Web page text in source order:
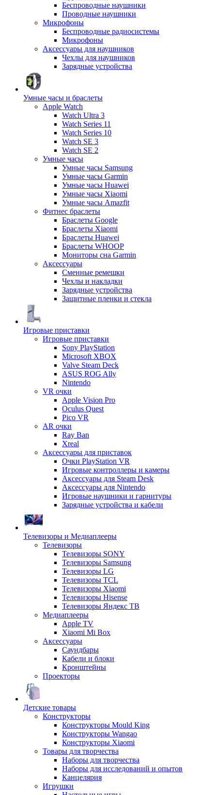
Беспроводные наушники
Проводные наушники
Микрофоны
Беспроводные радиосистемы
Микрофоны
Аксессуары для наушников
Чехлы для наушников
Зарядные устройства
Умные часы и браслеты
Apple Watch
Watch Ultra 3
Watch Series 11
Watch Series 10
Watch SE 3
Watch SE 2
Умные часы
Умные часы Samsung
Умные часы Garmin
Умные часы Huawei
Умные часы Xiaomi
Умные часы Amazfit
Фитнес браслеты
Браслеты Google
Браслеты Xiaomi
Браслеты Huawei
Браслеты WHOOP
Мониторы сна Garmin
Аксессуары
Сменные ремешки
Чехлы и накладки
Зарядные устройства
Защитные пленки и стекла
Игровые приставки
Игровые приставки
Sony PlayStation
Microsoft XBOX
Valve Steam Deck
ASUS ROG Ally
Nintendo
VR очки
Apple Vision Pro
Oculus Quest
Pico VR
AR очки
Ray Ban
Xreal
Аксессуары для приставок
Очки PlayStation VR
Игровые контроллеры и камеры
Аксессуары для Steam Desk
Аксессуары для Nintendo
Игровые наушники и гарнитуры
Зарядные устройства и кабели
Телевизоры и Медиаплееры
Телевизоры
Телевизоры SONY
Телевизоры Samsung
Телевизоры LG
Телевизоры TCL
Телевизоры Xiaomi
Телевизоры Hisense
Телевизоры Яндекс ТВ
Медиаплееры
Apple TV
Xiaomi Mi Box
Аксессуары
Саундбары
Кабели и блоки
Кронштейны
Проекторы
Детские товары
Конструкторы
Конструкторы Mould King
Конструкторы Wangao
Конструкторы Xiaomi
Товары для творчества
Наборы для творчества
Наборы для исследований и опытов
Канцелярия
Игрушки